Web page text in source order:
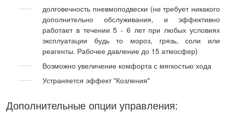
долговечность пневмоподвески (не требует никакого
дополнительно обслуживания, и эффективно
работает в течении 5 - 6 лет при любых условиях
эксплуатации будь то мороз, грязь, соли или
реагенты. Рабочее давление до 15 атмосфер)
Возможно увеличение комфорта с мягкостью хода
Устраняется эффект "Козления"
Дополнительные опции управления: